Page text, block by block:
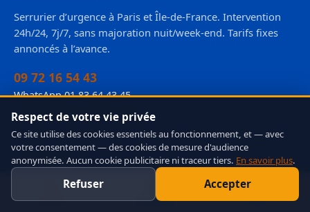
Serrurier d’urgence à Paris et Île-de-France. Intervention
24h/24, 7j/7, sans majoration nuit/week-end. Tarifs fixes
annoncés à l’avance.
09 72 16 54 43
WhatsApp 01 83 64 43 45
contact@onouvretout.com
Services
Ouverture de porte
Appeler WhatsApp Devis
Respect de votre vie privée
Ce site utilise des cookies essentiels au fonctionnement, et — avec
votre consentement — des cookies de mesure d'audience
anonymisée. Aucun cookie publicitaire ni traceur tiers. En savoir plus.
Refuser Accepter